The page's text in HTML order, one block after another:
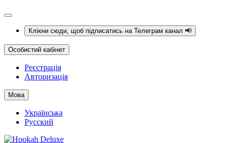
Клікни сюди, щоб підписатись на Телеграм канал 📢
Особистий кабінет
Реєстрація
Авторизація
Мова
Українська
Русский